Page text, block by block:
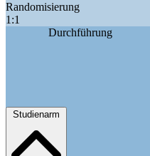
Randomisierung
1:1
Durchführung